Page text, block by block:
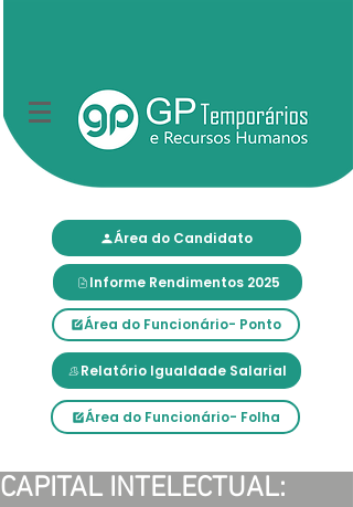
Área do Candidato
Informe Rendimentos 2025
Área do Funcionário- Ponto
Relatório Igualdade Salarial
Área do Funcionário- Folha
CAPITAL INTELECTUAL: